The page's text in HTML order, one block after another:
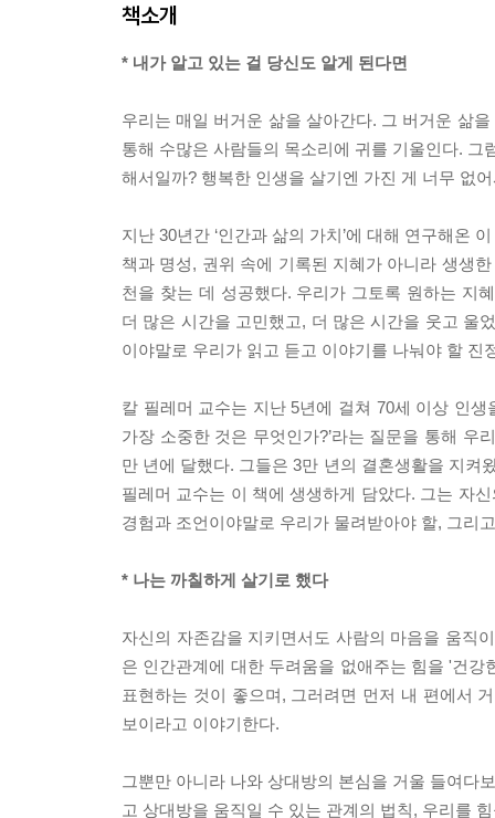
책소개
* 내가 알고 있는 걸 당신도 알게 된다면
우리는 매일 버거운 삶을 살아간다. 그 버거운 삶
통해 수많은 사람들의 목소리에 귀를 기울인다.
해서일까? 행복한 인생을 살기엔 가진 게 너무 없
지난 30년간 ‘인간과 삶의 가치’에 대해 연구해온
책과 명성, 권위 속에 기록된 지혜가 아니라 생생
천을 찾는 데 성공했다. 우리가 그토록 원하는 지
더 많은 시간을 고민했고, 더 많은 시간을 웃고 울
이야말로 우리가 읽고 듣고 이야기를 나눠야 할
칼 필레머 교수는 지난 5년에 걸쳐 70세 이상 인
가장 소중한 것은 무엇인가?’라는 질문을 통해
만 년에 달했다. 그들은 3만 년의 결혼생활을 지켜
필레머 교수는 이 책에 생생하게 담았다. 그는 자
경험과 조언이야말로 우리가 물려받아야 할, 그리
* 나는 까칠하게 살기로 했다
자신의 자존감을 지키면서도 사람의 마음을 움직
은 인간관계에 대한 두려움을 없애주는 힘을 '건
표현하는 것이 좋으며, 그러려면 먼저 내 편에서
보이라고 이야기한다.
그뿐만 아니라 나와 상대방의 본심을 거울 들여다
고 상대방을 움직일 수 있는 관계의 법칙, 우리를